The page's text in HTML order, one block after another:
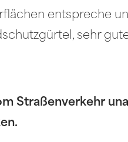
entspreche
sehr
Straßenverkehr